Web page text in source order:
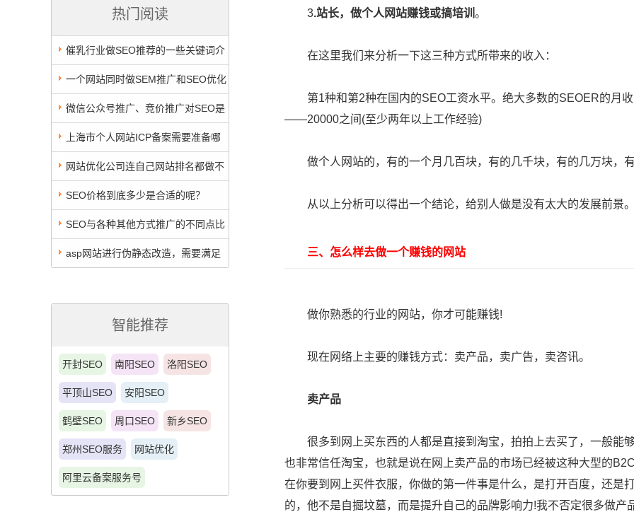
热门阅读
催乳行业做SEO推荐的一些关键词介
绍，网站优化前必看
一个网站同时做SEM推广和SEO优化
是否可行？
微信公众号推广、竞价推广对SEO是
否有影响
上海市个人网站ICP备案需要准备哪
些资料？填写资料的审核标准汇总
网站优化公司连自己网站排名都做不
好？这说明什么
SEO价格到底多少是合适的呢？
SEO与各种其他方式推广的不同点比
较 asp网站进行伪静态改造，需要满足
智能推荐
开封SEO 南阳SEO 洛阳SEO
平顶山SEO 安阳SEO
鹤壁SEO 周口SEO 新乡SEO
郑州SEO服务 网站优化
阿里云备案服务号
3.站长，做个人网站赚钱或搞培训 。
在这里我们来分析一下这三种方式所带来的收入：
第1种和第2种在国内的SEO工资水平。绝大多数的SEOER的月
——20000之间(至少两年以上工作经验)
做个人网站的，有的一个月几百块，有的几千块，有的几万块，
从以上分析可以得出一个结论，给别人做是没有太大的发展前景
三、怎么样去做一个赚钱的网站
做你熟悉的行业的网站，你才可能赚钱!
现在网络上主要的赚钱方式：卖产品，卖广告，卖咨讯。
卖产品
很多到网上买东西的人都是直接到淘宝，拍拍上去买了，一般能
也非常信任淘宝，也就是说在网上卖产品的市场已经被这种大型的
在你要到网上买件衣服，你做的第一件事是什么，是打开百度，还是
的，他不是自掘坟墓，而是提升自己的品牌影响力!我不否定很多做